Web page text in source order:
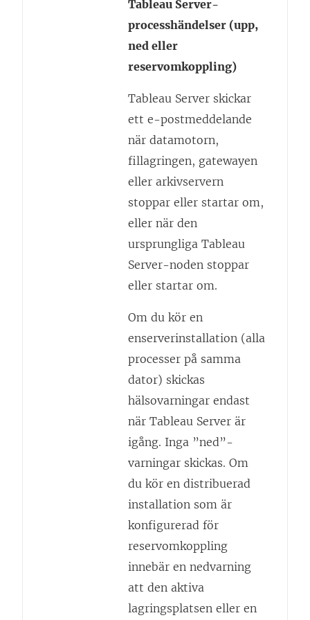
Tableau Server-
processhändelser (upp,
ned eller
reservomkoppling)
Tableau Server skickar
ett e-postmeddelande
när datamotorn,
fillagringen, gatewayen
eller arkivservern
stoppar eller startar om,
eller när den
ursprungliga Tableau
Server-noden stoppar
eller startar om.
Om du kör en
enserverinstallation (alla
processer på samma
dator) skickas
hälsovarningar endast
när Tableau Server är
igång. Inga ”ned”-
varningar skickas. Om
du kör en distribuerad
installation som är
konfigurerad för
reservomkoppling
innebär en nedvarning
att den aktiva
lagringsplatsen eller en